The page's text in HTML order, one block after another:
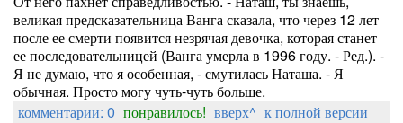
великая предсказательница Ванга сказала, что через 12 лет
после ее смерти появится незрячая девочка, которая станет
ее последовательницей (Ванга умерла в 1996 году. - Ред.). -
Я не думаю, что я особенная, - смутилась Наташа. - Я
обычная. Просто могу чуть-чуть больше.
комментарии: 0 понравилось! вверх^ к полной версии